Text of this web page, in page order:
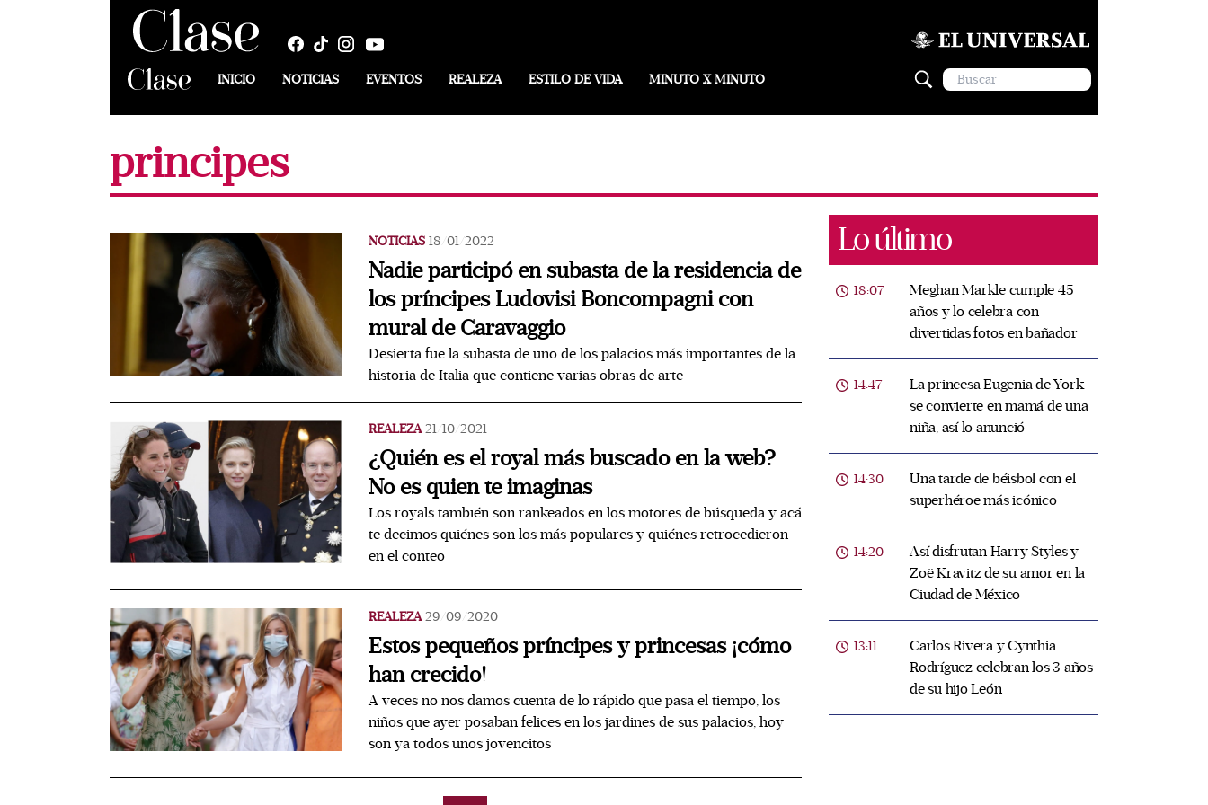
INICIO NOTICIAS EVENTOS REALEZA ESTILO DE VIDA MINUTO X MINUTO
principes
NOTICIAS 18/01/2022
Nadie participó en subasta de la residencia de
los príncipes Ludovisi Boncompagni con
mural de Caravaggio
Desierta fue la subasta de uno de los palacios más importantes de la
historia de Italia que contiene varias obras de arte
REALEZA 21/10/2021
¿Quién es el royal más buscado en la web?
No es quien te imaginas
Los royals también son rankeados en los motores de búsqueda y acá
te decimos quiénes son los más populares y quiénes retrocedieron
en el conteo
REALEZA 29/09/2020
Estos pequeños príncipes y princesas ¡cómo
han crecido!
A veces no nos damos cuenta de lo rápido que pasa el tiempo, los
niños que ayer posaban felices en los jardines de sus palacios, hoy
son ya todos unos jovencitos
Lo último
18:07
Meghan Markle cumple 45
años y lo celebra con
divertidas fotos en bañador
14:47
La princesa Eugenia de York
se convierte en mamá de una
niña, así lo anunció
14:30
Una tarde de béisbol con el
superhéroe más icónico
14:20
Así disfrutan Harry Styles y
Zoë Kravitz de su amor en la
Ciudad de México
13:11
Carlos Rivera y Cynthia
Rodríguez celebran los 3 años
de su hijo León